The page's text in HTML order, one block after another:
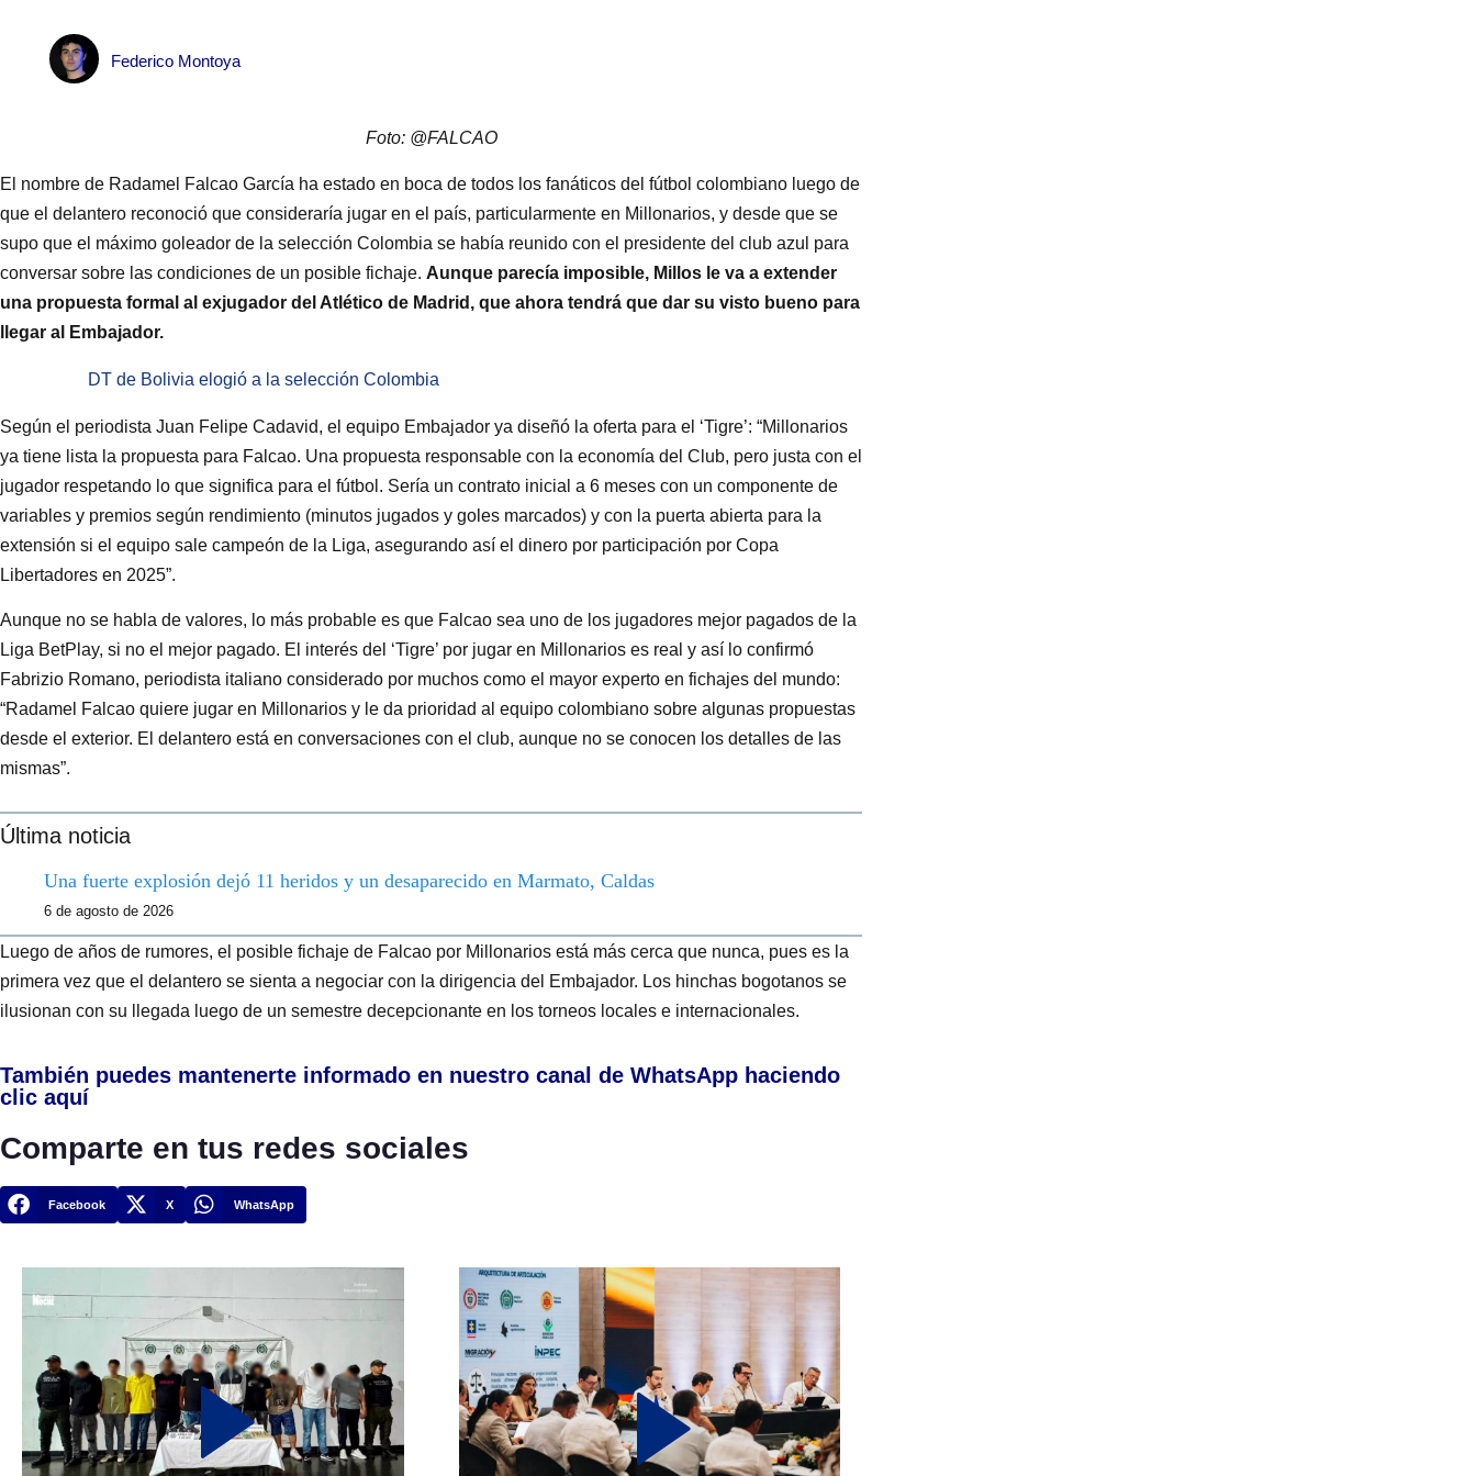
Federico Montoya
Foto: @FALCAO
El nombre de Radamel Falcao García ha estado en boca de todos los fanáticos del fútbol colombiano luego de
que el delantero reconoció que consideraría jugar en el país, particularmente en Millonarios, y desde que se
supo que el máximo goleador de la selección Colombia se había reunido con el presidente del club azul para
conversar sobre las condiciones de un posible fichaje. Aunque parecía imposible, Millos le va a extender
una propuesta formal al exjugador del Atlético de Madrid, que ahora tendrá que dar su visto bueno para
llegar al Embajador.
DT de Bolivia elogió a la selección Colombia
Según el periodista Juan Felipe Cadavid, el equipo Embajador ya diseñó la oferta para el ‘Tigre’: “Millonarios
ya tiene lista la propuesta para Falcao. Una propuesta responsable con la economía del Club, pero justa con el
jugador respetando lo que significa para el fútbol. Sería un contrato inicial a 6 meses con un componente de
variables y premios según rendimiento (minutos jugados y goles marcados) y con la puerta abierta para la
extensión si el equipo sale campeón de la Liga, asegurando así el dinero por participación por Copa
Libertadores en 2025”.
Aunque no se habla de valores, lo más probable es que Falcao sea uno de los jugadores mejor pagados de la
Liga BetPlay, si no el mejor pagado. El interés del ‘Tigre’ por jugar en Millonarios es real y así lo confirmó
Fabrizio Romano, periodista italiano considerado por muchos como el mayor experto en fichajes del mundo:
“Radamel Falcao quiere jugar en Millonarios y le da prioridad al equipo colombiano sobre algunas propuestas
desde el exterior. El delantero está en conversaciones con el club, aunque no se conocen los detalles de las
mismas”.
Última noticia
Una fuerte explosión dejó 11 heridos y un desaparecido en Marmato, Caldas
6 de agosto de 2026
Luego de años de rumores, el posible fichaje de Falcao por Millonarios está más cerca que nunca, pues es la
primera vez que el delantero se sienta a negociar con la dirigencia del Embajador. Los hinchas bogotanos se
ilusionan con su llegada luego de un semestre decepcionante en los torneos locales e internacionales.
También puedes mantenerte informado en nuestro canal de WhatsApp haciendo
clic aquí
Comparte en tus redes sociales
Facebook X WhatsApp